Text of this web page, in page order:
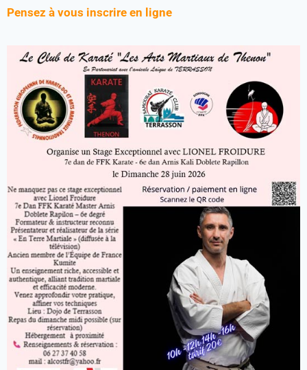
Pensez à vous inscrire en ligne